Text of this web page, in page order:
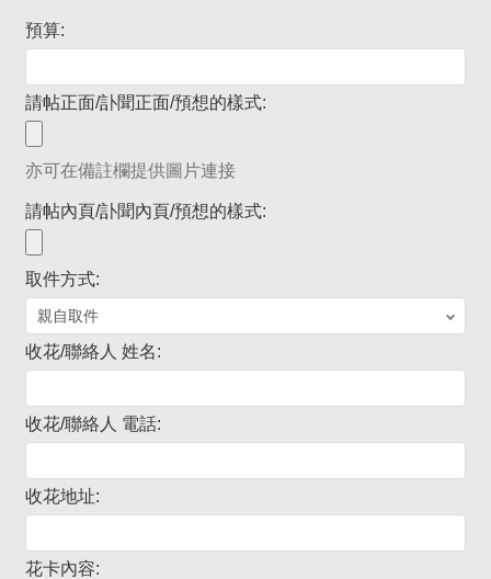
預算:
請帖正面/訃聞正面/預想的樣式:
亦可在備註欄提供圖片連接
請帖內頁/訃聞內頁/預想的樣式:
取件方式:
收花/聯絡人 姓名:
收花/聯絡人 電話:
收花地址:
花卡內容: